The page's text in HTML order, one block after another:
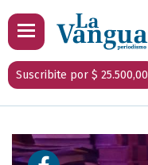
Suscribite por $ 25.500,00